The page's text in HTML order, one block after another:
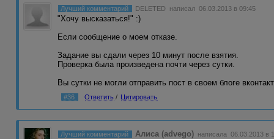
Лучший комментарий DELETED написал 06.03.2013 в 09:45
"Хочу высказаться!" :)
Если сообщение о моем отказе.
Задание вы сдали через 10 минут после взятия.
Проверка была произведена почти через сутки.
Вы сутки не могли отправить пост в своем блоге
#36 Ответить / Цитировать
Лучший комментарий Алиса (advego) написала 06.03.2013 в